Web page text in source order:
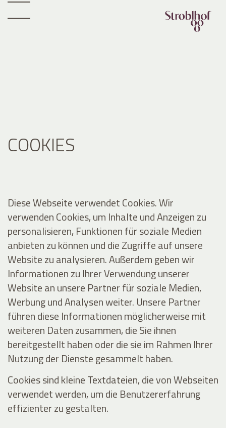
COOKIES
Diese Webseite verwendet Cookies. Wir
verwenden Cookies, um Inhalte und Anzeigen zu
personalisieren, Funktionen für soziale Medien
anbieten zu können und die Zugriffe auf unsere
Website zu analysieren. Außerdem geben wir
Informationen zu Ihrer Verwendung unserer
Website an unsere Partner für soziale Medien,
Werbung und Analysen weiter. Unsere Partner
führen diese Informationen möglicherweise mit
weiteren Daten zusammen, die Sie ihnen
bereitgestellt haben oder die sie im Rahmen Ihrer
Nutzung der Dienste gesammelt haben.
Cookies sind kleine Textdateien, die von Webseiten
verwendet werden, um die Benutzererfahrung
effizienter zu gestalten.